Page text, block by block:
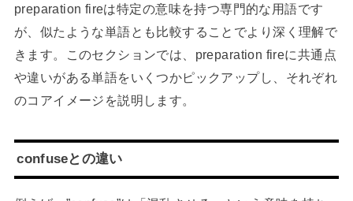
preparation fireは特定の意味を持つ専門的な用語です
が、似たような単語とも比較することでより深く理解で
きます。このセクションでは、preparation fireに共通点
や違いがある単語をいくつかピックアップし、それぞれ
のコアイメージを説明します。
confuseとの違い